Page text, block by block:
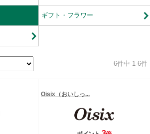
ギフト・フラワー
6件中 1-6件
Oisix（おいしっ...